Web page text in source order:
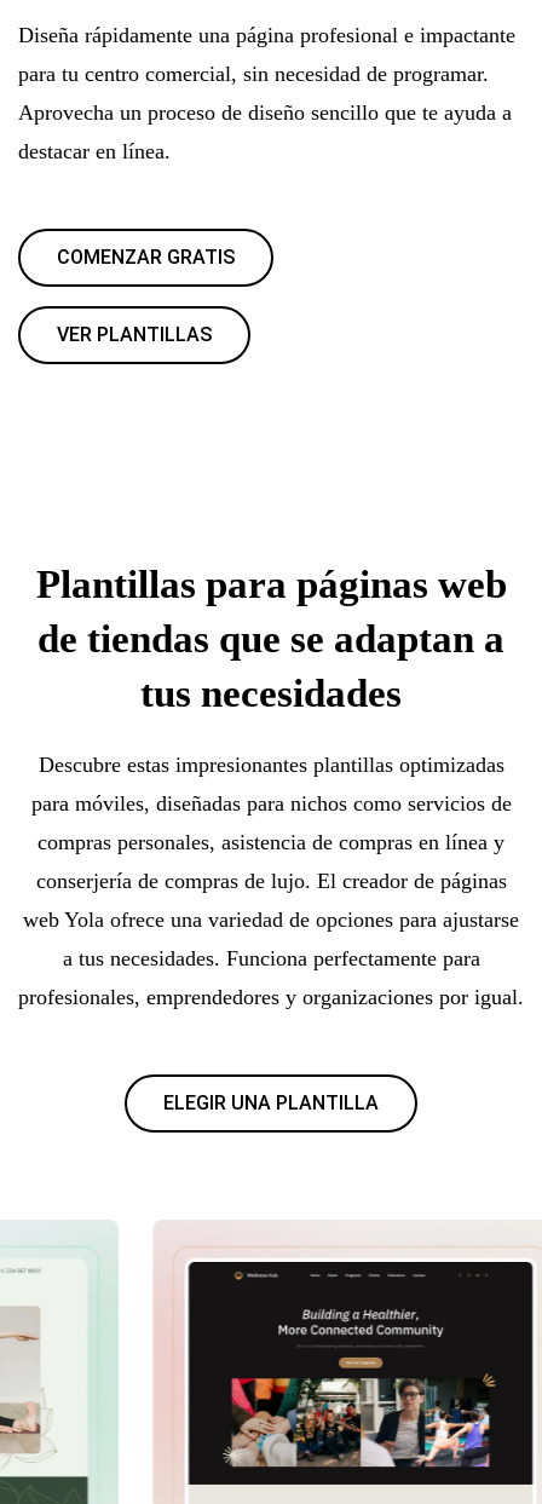
Diseña rápidamente una página profesional e impactante
para tu centro comercial, sin necesidad de programar.
Aprovecha un proceso de diseño sencillo que te ayuda a
destacar en línea.
COMENZAR GRATIS
VER PLANTILLAS
Plantillas para páginas web
de tiendas que se adaptan a
tus necesidades
Descubre estas impresionantes plantillas optimizadas
para móviles, diseñadas para nichos como servicios de
compras personales, asistencia de compras en línea y
conserjería de compras de lujo. El creador de páginas
web Yola ofrece una variedad de opciones para ajustarse
a tus necesidades. Funciona perfectamente para
profesionales, emprendedores y organizaciones por igual.
ELEGIR UNA PLANTILLA